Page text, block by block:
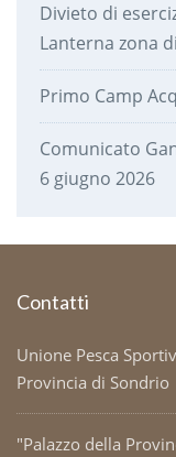
Divieto di
Lanterna zona di
Primo Camp
Comunicato
6 giugno 2026
Contatti
Unione Pesca
Provincia di Sondrio
"Palazzo della